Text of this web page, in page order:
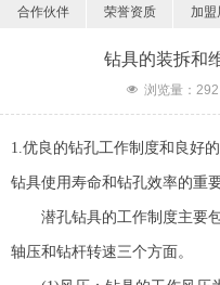
合作伙伴 荣誉资质 加
钻具的装拆和
넶 浏览量： 292
1.优良的钻孔工作制度和良好
钻具使用寿命和钻孔效率的重
潜孔钻具的工作制度主要包
轴压和钻杆转速三个方面。